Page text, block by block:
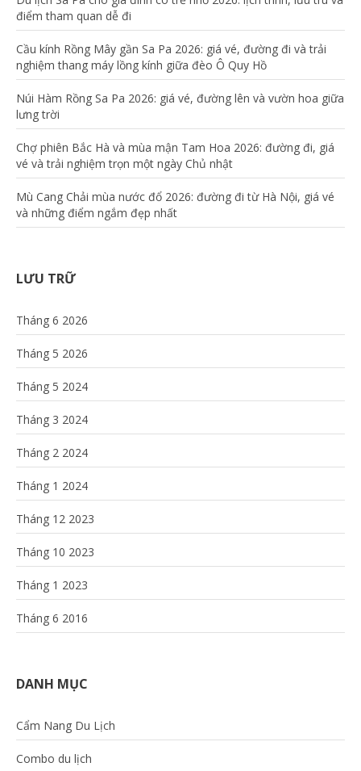
điểm tham quan dễ đi
Cầu kính Rồng Mây gần Sa Pa 2026: giá vé, đường đi và trải
nghiệm thang máy lồng kính giữa đèo Ô Quy Hồ
Núi Hàm Rồng Sa Pa 2026: giá vé, đường lên và vườn hoa giữa
lưng trời
Chợ phiên Bắc Hà và mùa mận Tam Hoa 2026: đường đi, giá
vé và trải nghiệm trọn một ngày Chủ nhật
Mù Cang Chải mùa nước đổ 2026: đường đi từ Hà Nội, giá vé
và những điểm ngắm đẹp nhất
LƯU TRỮ
Tháng 6 2026
Tháng 5 2026
Tháng 5 2024
Tháng 3 2024
Tháng 2 2024
Tháng 1 2024
Tháng 12 2023
Tháng 10 2023
Tháng 1 2023
Tháng 6 2016
DANH MỤC
Cẩm Nang Du Lịch
Combo du lịch